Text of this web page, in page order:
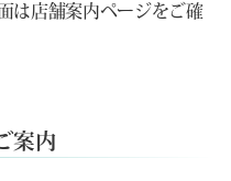
は店舗案内ページをご確
案内